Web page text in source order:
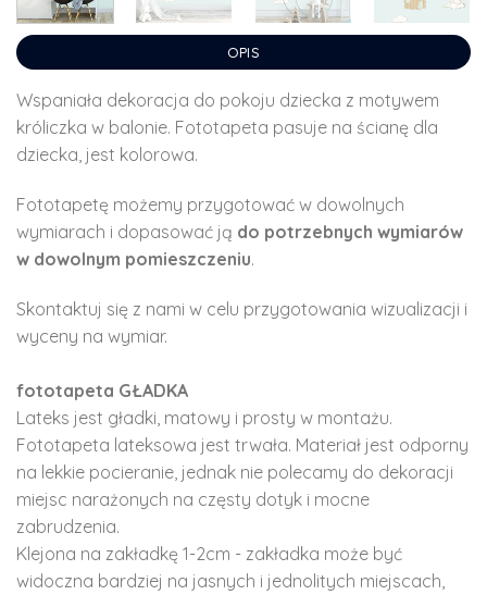
OPIS
Wspaniała dekoracja do pokoju dziecka z motywem
króliczka w balonie. Fototapeta pasuje na ścianę dla
dziecka, jest kolorowa.
Fototapetę możemy przygotować w dowolnych
wymiarach i dopasować ją do potrzebnych wymiarów
w dowolnym pomieszczeniu.
Skontaktuj się z nami w celu przygotowania wizualizacji i
wyceny na wymiar.
fototapeta GŁADKA
Lateks jest gładki, matowy i prosty w montażu.
Fototapeta lateksowa jest trwała. Materiał jest odporny
na lekkie pocieranie, jednak nie polecamy do dekoracji
miejsc narażonych na częsty dotyk i mocne
zabrudzenia.
Klejona na zakładkę 1-2cm - zakładka może być
widoczna bardziej na jasnych i jednolitych miejscach,